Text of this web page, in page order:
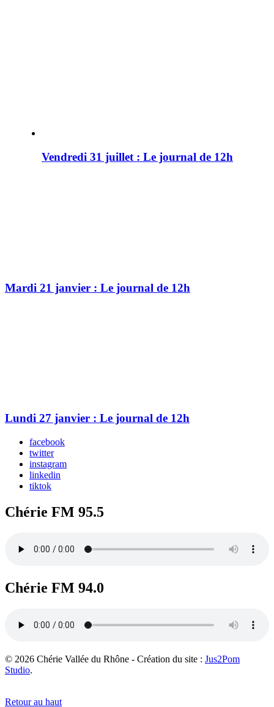
Vendredi 31 juillet : Le journal de 12h
Mardi 21 janvier : Le journal de 12h
Lundi 27 janvier : Le journal de 12h
facebook
twitter
instagram
linkedin
tiktok
Chérie FM 95.5
Chérie FM 94.0
© 2026 Chérie Vallée du Rhône - Création du site : Jus2Pom
Studio.
Retour au haut